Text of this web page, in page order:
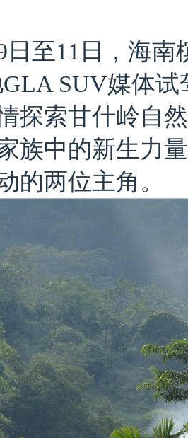
11日，海南
SUV媒体
探索甘什岭自
族中的新生力
的两位主角。